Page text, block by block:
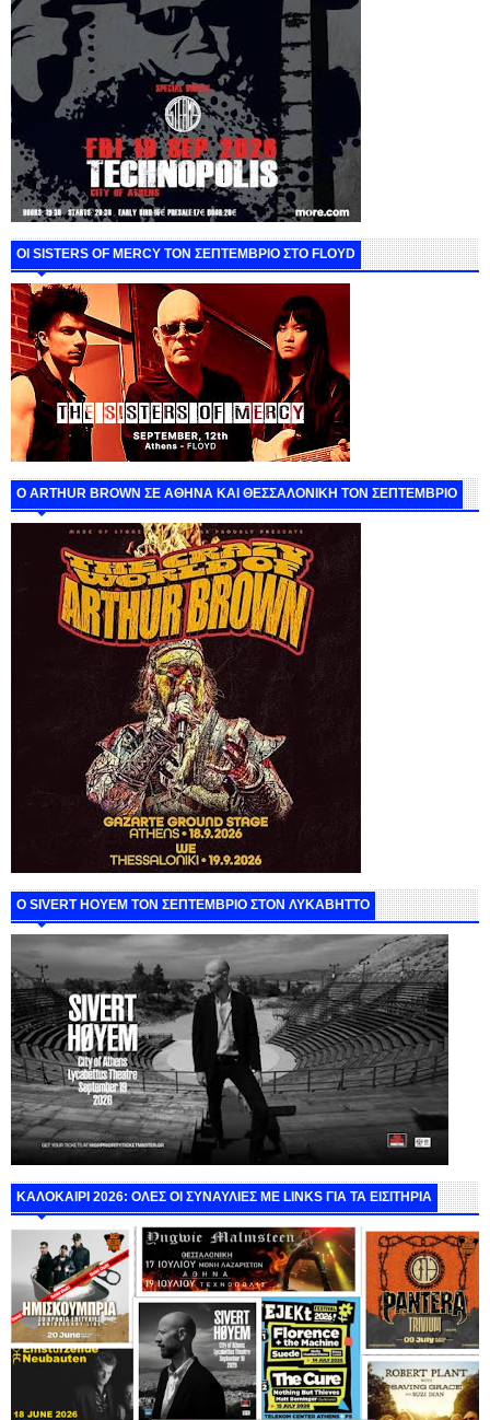
ΟΙ SISTERS OF MERCY ΤΟΝ ΣΕΠΤΕΜΒΡΙΟ ΣΤΟ FLOYD
O ARTHUR BROWN ΣΕ ΑΘΗΝΑ ΚΑΙ ΘΕΣΣΑΛΟΝΙΚΗ ΤΟΝ ΣΕΠΤΕΜΒΡΙΟ
Ο SIVERT HOYEM ΤΟΝ ΣΕΠΤΕΜΒΡΙΟ ΣΤΟΝ ΛΥΚΑΒΗΤΤΟ
ΚΑΛΟΚΑΙΡΙ 2026: ΟΛΕΣ ΟΙ ΣΥΝΑΥΛΙΕΣ ΜΕ LINKS ΓΙΑ ΤΑ ΕΙΣΙΤΗΡΙΑ